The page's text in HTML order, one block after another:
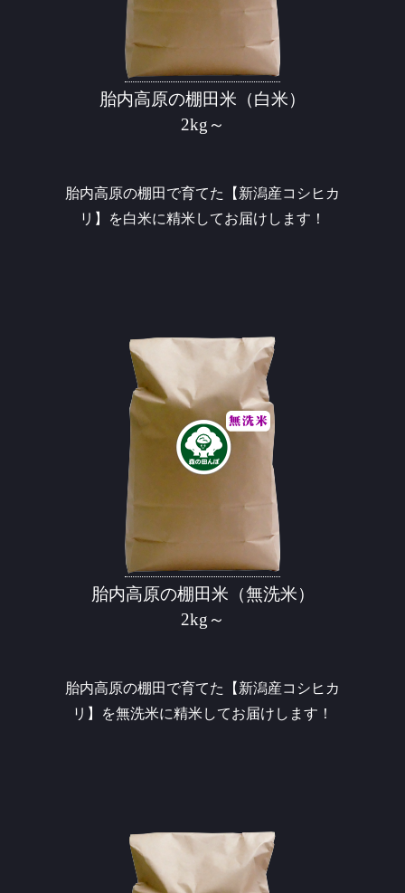
胎内高原の棚田米（白米）
2kg～
胎内高原の棚田で育てた【新潟産コシヒカ
リ】を白米に精米してお届けします！
胎内高原の棚田米（無洗米）
2kg～
胎内高原の棚田で育てた【新潟産コシヒカ
リ】を無洗米に精米してお届けします！